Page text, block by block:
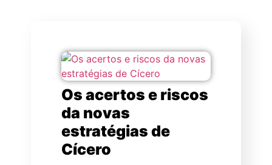
Os acertos e riscos
da novas
estratégias de
Cícero